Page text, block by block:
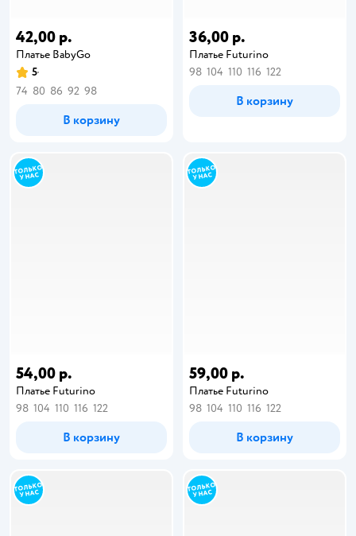
42,00 р.
Платье BabyGo
5
74 80 86 92 98
В корзину
36,00 р.
Платье Futurino
98 104 110 116 122
В корзину
54,00 р.
Платье Futurino
98 104 110 116 122
В корзину
59,00 р.
Платье Futurino
98 104 110 116 122
В корзину